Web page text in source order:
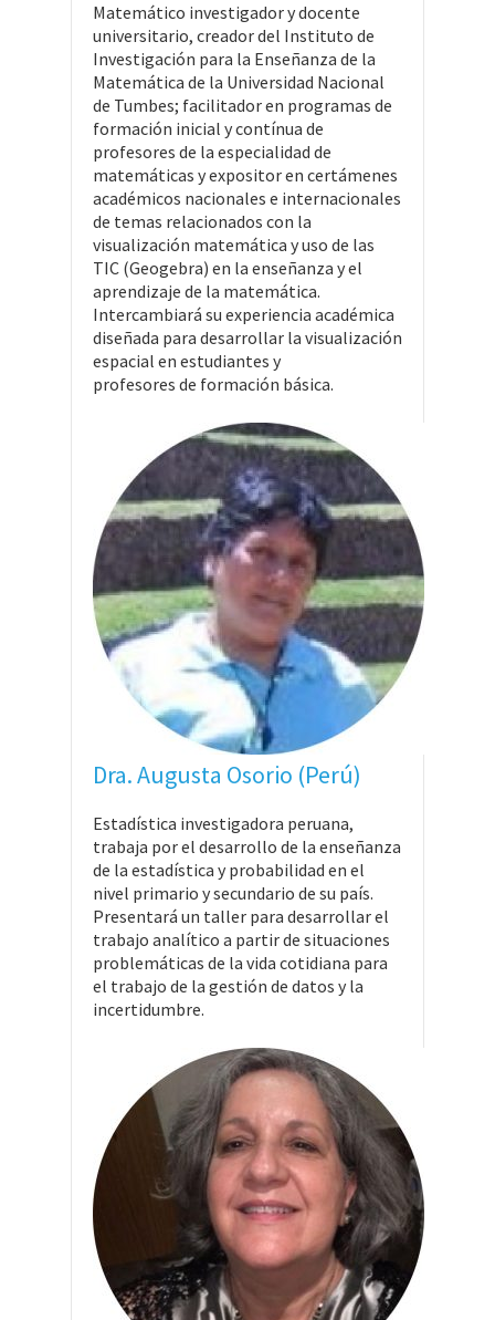
Matemático investigador y docente
universitario, creador del Instituto de
Investigación para la Enseñanza de la
Matemática de la Universidad Nacional
de Tumbes; facilitador en programas de
formación inicial y contínua de
profesores de la especialidad de
matemáticas y expositor en certámenes
académicos nacionales e internacionales
de temas relacionados con la
visualización matemática y uso de las
TIC (Geogebra) en la enseñanza y el
aprendizaje de la matemática.
Intercambiará su experiencia académica
diseñada para desarrollar la visualización
espacial en estudiantes y
profesores de formación básica.
Dra. Augusta Osorio (Perú)
Estadística investigadora peruana,
trabaja por el desarrollo de la enseñanza
de la estadística y probabilidad en el
nivel primario y secundario de su país.
Presentará un taller para desarrollar el
trabajo analítico a partir de situaciones
problemáticas de la vida cotidiana para
el trabajo de la gestión de datos y la
incertidumbre.